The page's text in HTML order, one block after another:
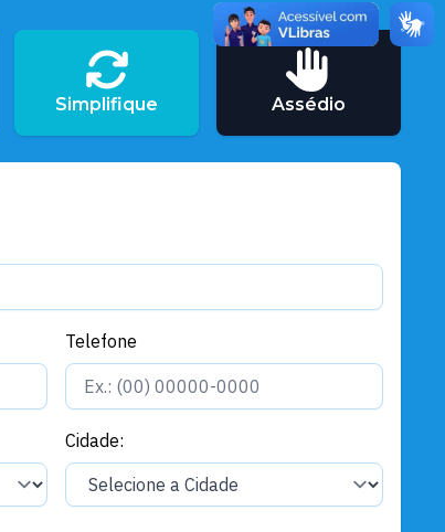
Simplifique Assédio
Telefone
Cidade: